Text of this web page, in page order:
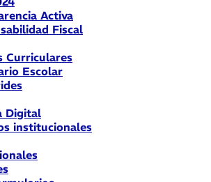
Activa
Fiscal
Curriculares
Escolar
Digital
institucionales